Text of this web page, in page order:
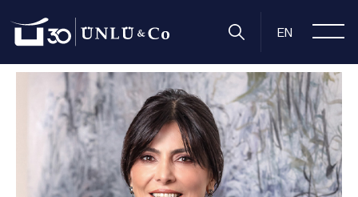
EN
Anasayfa Hakkımızda Yönetim Kurulumuz Şebnem